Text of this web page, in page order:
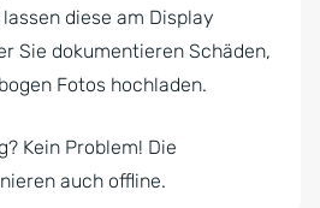
diese am Display
Sie dokumentieren Schäden,
Fotos hochladen.
Kein Problem! Die
auch offline.